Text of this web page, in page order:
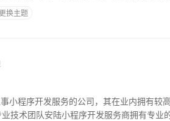
小程序具有以下几个特点：1.
换主题
小程序开发服务的公司，其在业内拥有较
技术团队安陆小程序开发服务商拥有专业